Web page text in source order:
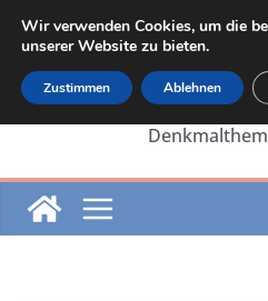
Zum
Inhalt
springen
Die Internetseite von
Wir verwenden Cookies, um die
unserer Website zu bieten.
Zustimmen Ablehnen